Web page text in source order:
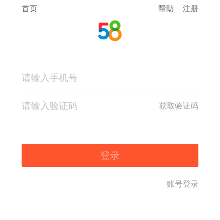
首页 帮助 注册
获取验证码
登录
账号登录